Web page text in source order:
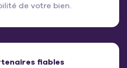
de votre bien.
fiables